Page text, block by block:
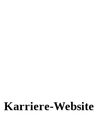
Karriere-Website